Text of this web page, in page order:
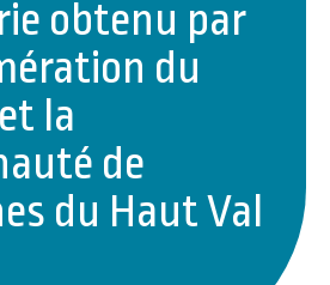
obtenu par
du
la
de
du Haut Val